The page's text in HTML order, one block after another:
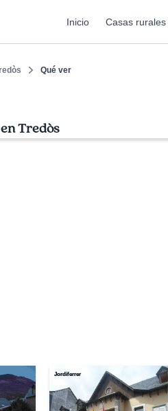
Inicio Casas rurales
Qué ver
Tredòs
Jordiferrer